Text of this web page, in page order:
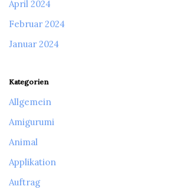
April 2024
Februar 2024
Januar 2024
Kategorien
Allgemein
Amigurumi
Animal
Applikation
Auftrag